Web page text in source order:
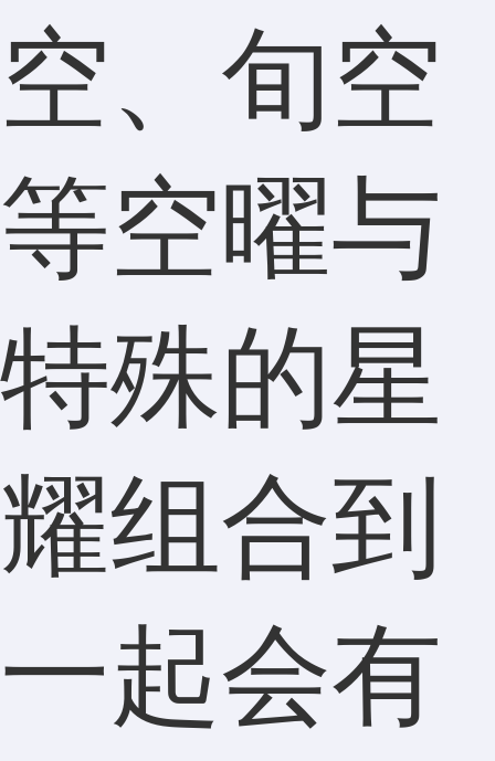
空、旬空
等空曜与
特殊的星
耀组合到
一起会有